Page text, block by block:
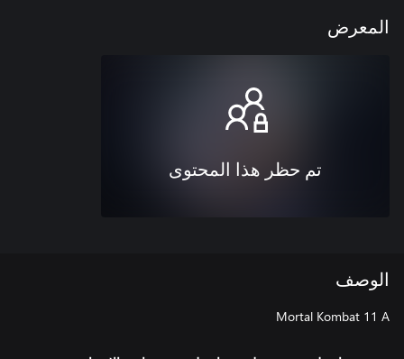
المعرض
تم حظر هذا المحتوى
الوصف
Mortal Kombat 11 A